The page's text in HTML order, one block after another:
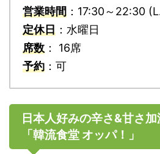
営業時間 ：17:30～22:30
定休日 ：水曜日
席数 ： 16席
予約 ：可
日本人好みの辛さ&甘さ
「韓流食堂 オッパ！」